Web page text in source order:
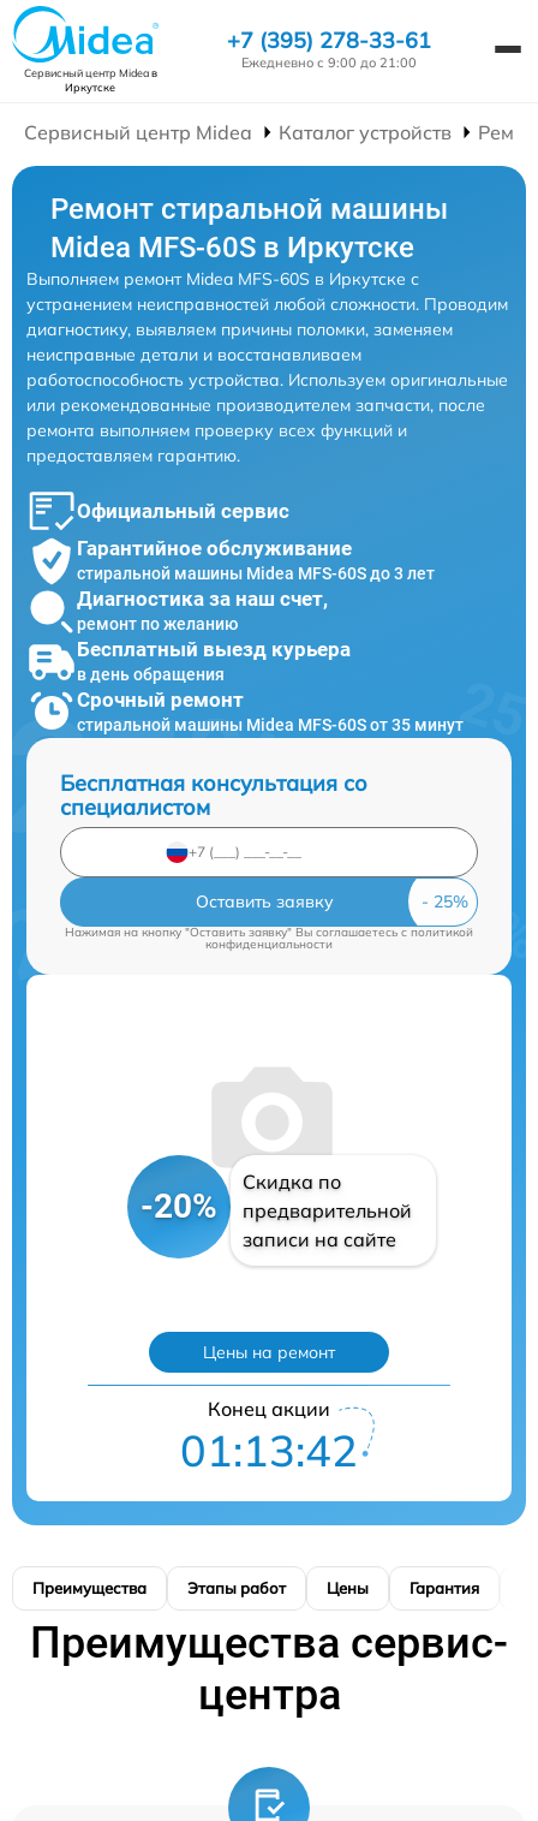
Сервисный центр Mideaв
Иркутске
+7 (395) 278-33-61
Ежедневно с 9:00 до 21:00
Сервисный центр Midea Каталог устройств
Ремонт стиральной машины
Midea MFS-60S в Иркутске
Выполняем ремонт Midea MFS-60S в Иркутске с
устранением неисправностей любой сложности. Проводим
диагностику, выявляем причины поломки, заменяем
неисправные детали и восстанавливаем
работоспособность устройства. Используем оригинальные
или рекомендованные производителем запчасти, после
ремонта выполняем проверку всех функций и
предоставляем гарантию.
Официальный сервис
Гарантийное обслуживание
стиральной машины Midea MFS-60S до 3 лет
Диагностика за наш счет,
ремонт по желанию
Бесплатный выезд курьера
в день обращения
Срочный ремонт
стиральной машины Midea MFS-60S от 35 минут
Бесплатная консультация со
специалистом
Оставить заявку
Нажимая на кнопку "Оставить заявку" Вы соглашаетесь cполитикой
конфиденциальности
-20%
Скидка по
предварительной
записи на сайте
Цены на ремонт
Конец акции
01:13:41
Преимущества Этапы работ Цены Гарантия
Преимущества сервис-
центра